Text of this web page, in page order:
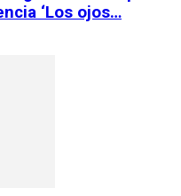
‘Los ojos…